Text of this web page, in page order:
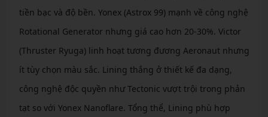
tiền bạc và độ bền. Yonex (Astrox 99) mạnh về công nghệ
Rotational Generator nhưng giá cao hơn 20-30%. Victor
(Thruster Ryuga) linh hoạt tương đương Aeronaut nhưng
ít tùy chọn màu sắc. Lining thắng ở thiết kế đa dạng,
công nghệ độc quyền như Tectonic vượt trội trong phản
tạt so với Yonex Nanoflare. Tổng thể, Lining phù hợp